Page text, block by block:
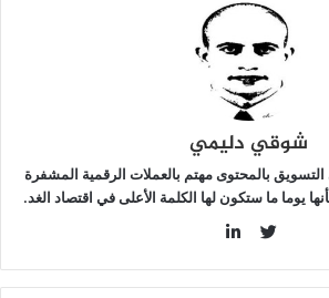
شوقي دليمي
بالمحتوى مهتم بالعملات الرقمية المشفرة
يوما ما ستكون لها الكلمة الأعلى في اقتصاد الغد.